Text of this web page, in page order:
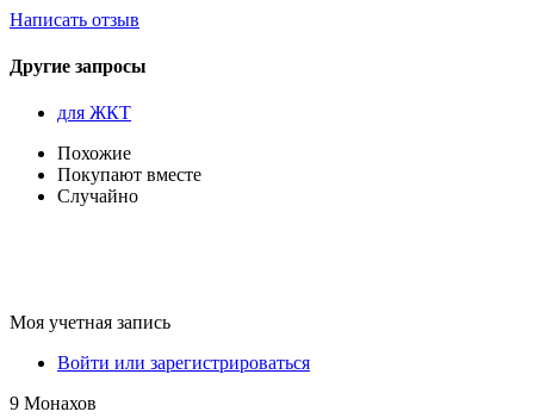
Написать отзыв
Другие запросы
для ЖКТ
Похожие
Покупают вместе
Случайно
Моя учетная запись
Войти или зарегистрироваться
9 Монахов